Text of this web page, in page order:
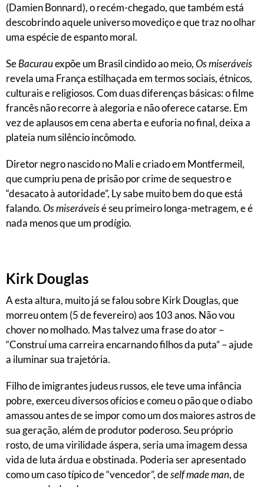
(Damien Bonnard), o recém-chegado, que também está
descobrindo aquele universo movediço e que traz no olhar
uma espécie de espanto moral.
SeBacurauexpõe um Brasil cindido ao meio,Os miseráveis
revela uma França estilhaçada em termos sociais, étnicos,
culturais e religiosos. Com duas diferenças básicas: o filme
francês não recorre à alegoria e não oferece catarse. Em
vez de aplausos em cena aberta e euforia no final, deixa a
plateia num silêncio incômodo.
Diretor negro nascido no Mali e criado em Montfermeil,
que cumpriu pena de prisão por crime de sequestro e
“desacato à autoridade”, Ly sabe muito bem do que está
falando.Os miseráveisé seu primeiro longa-metragem, e é
nada menos que um prodígio.
Kirk Douglas
A esta altura, muito já se falou sobre Kirk Douglas, que
morreu ontem (5 de fevereiro) aos 103 anos. Não vou
chover no molhado. Mas talvez uma frase do ator –
“Construí uma carreira encarnando filhos da puta” – ajude
a iluminar sua trajetória.
Filho de imigrantes judeus russos, ele teve uma infância
pobre, exerceu diversos ofícios e comeu o pão que o diabo
amassou antes de se impor como um dos maiores astros de
sua geração, além de produtor poderoso. Seu próprio
rosto, de uma virilidade áspera, seria uma imagem dessa
vida de luta árdua e obstinada. Poderia ser apresentado
como um caso típico de “vencedor”, deself made man, de